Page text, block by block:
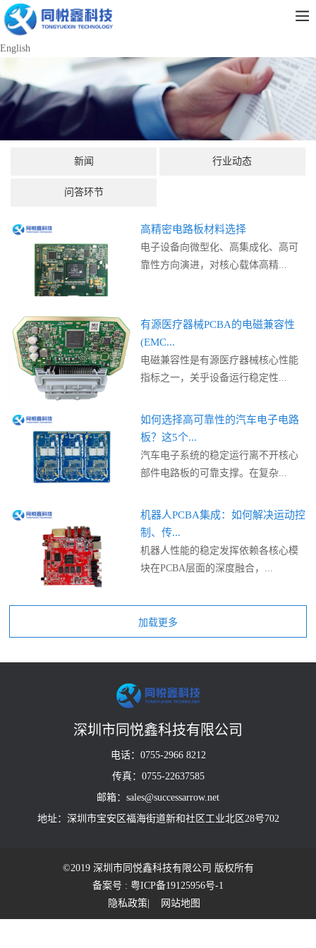
English
新闻 行业动态
问答环节
高精密电路板材料选择
电子设备向微型化、高集成化、高可
靠性方向演进，对核心载体高精...
有源医疗器械PCBA的电磁兼容性
(EMC...
电磁兼容性是有源医疗器械核心性能
指标之一，关乎设备运行稳定性...
如何选择高可靠性的汽车电子电路
板？这5个...
汽车电子系统的稳定运行离不开核心
部件电路板的可靠支撑。在复杂...
机器人PCBA集成：如何解决运动控
制、传...
机器人性能的稳定发挥依赖各核心模
块在PCBA层面的深度融合，...
深圳市同悦鑫科技有限公司
电话：0755-2966 8212
传真：0755-22637585
邮箱：sales@successarrow.net
地址：深圳市宝安区福海街道新和社区工业北区28号702
©2019 深圳市同悦鑫科技有限公司 版权所有
备案号 : 粤ICP备19125956号-1
| 网站地图
隐私政策